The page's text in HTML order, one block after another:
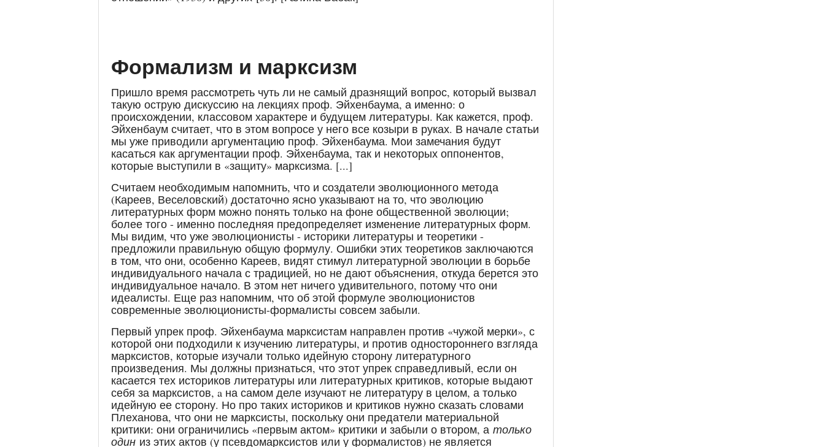
Формализм и марксизм
Пришло время рассмотреть чуть ли не самый дразнящий вопрос, который вызвал
такую острую дискуссию на лекциях проф. Эйхенбаума, а именно: о
происхождении, классовом характере и будущем литературы. Как кажется, проф.
Эйхенбаум считает, что в этом вопросе у него все козыри в руках. В начале статьи
мы уже приводили аргументацию проф. Эйхенбаума. Мои замечания будут
касаться как аргументации проф. Эйхенбаума, так и некоторых оппонентов,
которые выступили в «защиту» марксизма. [...]
Считаем необходимым напомнить, что и создатели эволюционного метода
(Кареев, Веселовский) достаточно ясно указывают на то, что эволюцию
литературных форм можно понять только на фоне общественной эволюции;
более того - именно последняя предопределяет изменение литературных форм.
Мы видим, что уже эволюционисты - историки литературы и теоретики -
предложили правильную общую формулу. Ошибки этих теоретиков заключаются
в том, что они, особенно Кареев, видят стимул литературной эволюции в борьбе
индивидуального начала с традицией, но не дают объяснения, откуда берется это
индивидуальное начало. В этом нет ничего удивительного, потому что они
идеалисты. Еще раз напомним, что об этой формуле эволюционистов
современные эволюционисты-формалисты совсем забыли.
Первый упрек проф. Эйхенбаума марксистам направлен против «чужой мерки», с
которой они подходили к изучению литературы, и против одностороннего взгляда
марксистов, которые изучали только идейную сторону литературного
произведения. Мы должны признаться, что этот упрек справедливый, если он
касается тех историков литературы или литературных критиков, которые выдают
себя за марксистов, a на самом деле изучают не литературу в целом, а только
идейную ее сторону. Но про таких историков и критиков нужно сказать словами
Плеханова, что они не марксисты, поскольку они предатели материальной
критики: они ограничились «первым актом» критики и забыли о втором, а только
один из этих актов (у псевдомарксистов или у формалистов) не является